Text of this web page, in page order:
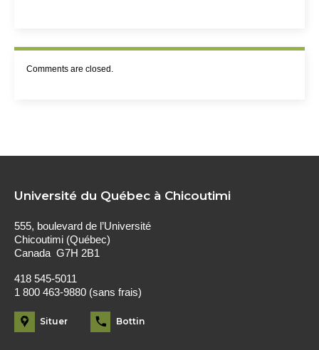
Comments are closed.
Université du Québec à Chicoutimi
555, boulevard de l’Université
Chicoutimi (Québec)
Canada G7H 2B1
418 545-5011
1 800 463-9880 (sans frais)
Situer Bottin